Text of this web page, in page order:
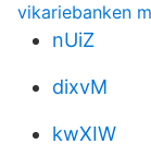
vikariebanken
nUiZ
dixvM
kwXIW